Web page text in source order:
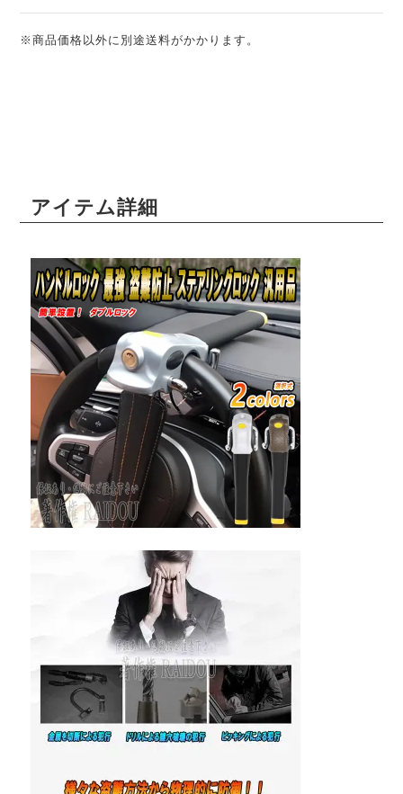
※商品価格以外に別途送料がかかります。
アイテム詳細